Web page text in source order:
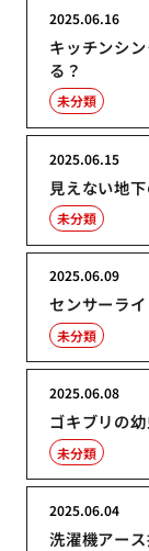
キッチンシ
る？
2025.06.16
未分類
見えない地
2025.06.15
未分類
センサーラ
2025.06.09
未分類
ゴキブリの
2025.06.08
未分類
洗濯機アー
2025.06.04